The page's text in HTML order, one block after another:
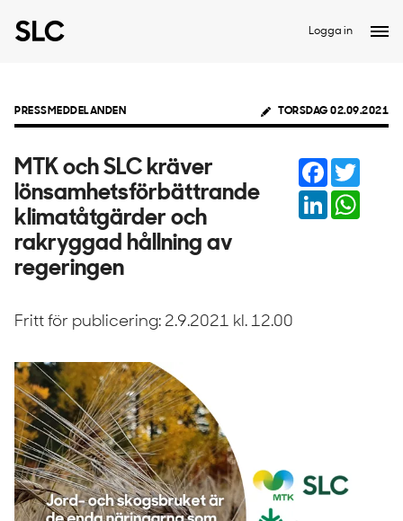
Logga in
PRESSMEDDELANDEN TORSDAG 02.09.2021
MTK och SLC kräver
lönsamhetsförbättrande
klimatåtgärder och
rakryggad hållning av
regeringen
Facebook
LinkedIn
Fritt för publicering: 2.9.2021 kl. 12.00